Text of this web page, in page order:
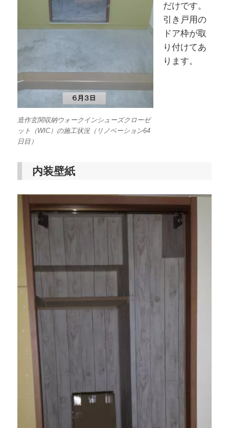
造作玄関収納ウォークインシューズクローゼ
ット（WIC）の施工状況（リノベーション64
日目）
だけです。
引き戸用の
ドア枠が取
り付けてあ
ります。
内装壁紙